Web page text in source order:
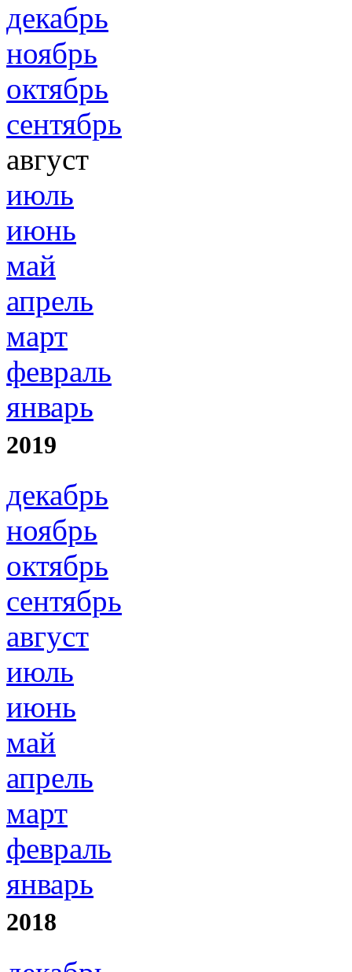
декабрь
ноябрь
октябрь
сентябрь
август
июль
июнь
май
апрель
март
февраль
январь
2019
декабрь
ноябрь
октябрь
сентябрь
август
июль
июнь
май
апрель
март
февраль
январь
2018